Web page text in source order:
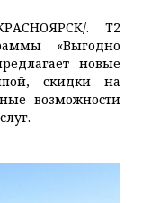
. T2
«Выгодно
новые
скидки на
возможности